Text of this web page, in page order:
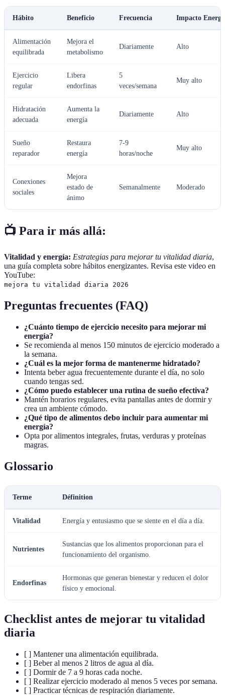
Hábito Beneficio Frecuencia Impacto
Alimentación
equilibrada
Mejora el
metabolismo
Diariamente Alto
Ejercicio
regular
Libera
endorfinas
5
veces/semana
Muy alto
Hidratación
adecuada
Aumenta la
energía
Diariamente Alto
Sueño
reparador
Restaura
energía
7-9
horas/noche
Muy alto
Conexiones
sociales
Mejora
estado de
ánimo
Semanalmente Moderado
📺 Para ir más allá:
Vitalidad y energía: Estrategias para mejorar tu vitalidad diaria,
una guía completa sobre hábitos energizantes. Revisa este video en
YouTube:
mejora tu vitalidad diaria 2026
Preguntas frecuentes (FAQ)
¿Cuánto tiempo de ejercicio necesito para mejorar mi
energía?
Se recomienda al menos 150 minutos de ejercicio moderado a
la semana.
¿Cuál es la mejor forma de mantenerme hidratado?
Intenta beber agua frecuentemente durante el día, no solo
cuando tengas sed.
¿Cómo puedo establecer una rutina de sueño efectiva?
Mantén horarios regulares, evita pantallas antes de dormir y
crea un ambiente cómodo.
¿Qué tipo de alimentos debo incluir para aumentar mi
energía?
Opta por alimentos integrales, frutas, verduras y proteínas
magras.
Glossario
Terme Définition
Vitalidad Energía y entusiasmo que se siente en el día a día.
Nutrientes
Sustancias que los alimentos proporcionan para el
funcionamiento del organismo.
Endorfinas
Hormonas que generan bienestar y reducen el dolor
físico y emocional.
Checklist antes de mejorar tu vitalidad
diaria
[ ] Mantener una alimentación equilibrada.
[ ] Beber al menos 2 litros de agua al día.
[ ] Dormir de 7 a 9 horas cada noche.
[ ] Realizar ejercicio moderado al menos 5 veces por semana.
[ ] Practicar técnicas de respiración diariamente.